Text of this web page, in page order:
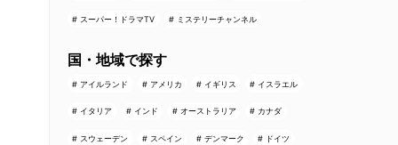
スーパー！ドラマTV ミステリーチャンネル
国・地域で探す
アイルランド アメリカ イギリス イスラエル
イタリア インド オーストラリア カナダ
スウェーデン スペイン デンマーク ドイツ